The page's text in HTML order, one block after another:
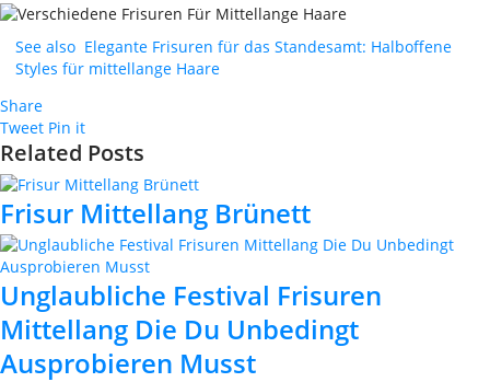
See also Elegante Frisuren für das Standesamt: Halboffene
Styles für mittellange Haare
Share
Tweet Pin it
Related Posts
Frisur Mittellang Brünett
Unglaubliche Festival Frisuren
Mittellang Die Du Unbedingt
Ausprobieren Musst